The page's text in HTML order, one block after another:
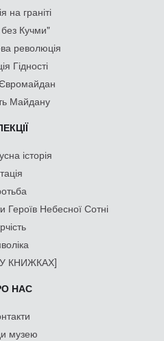
на граніті
Кучми"
революція
Гідності
Майдану
історія
Героїв Небесної Сотні
КНИЖКАХ]
НАС
музею